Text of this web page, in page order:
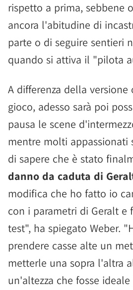
rispetto a prima, sebbene
ancora l'abitudine di
parte o di seguire sentieri
quando si attiva il "pilota
A differenza della versione
gioco, adesso sarà poi
pausa le scene
mentre molti appassionati
di sapere che è stato
danno da caduta di
modifica che ho fatto io
con i parametri di Geralt e
test", ha spiegato Weber.
prendere casse alte un
metterle una sopra l'altra
un'altezza che fosse